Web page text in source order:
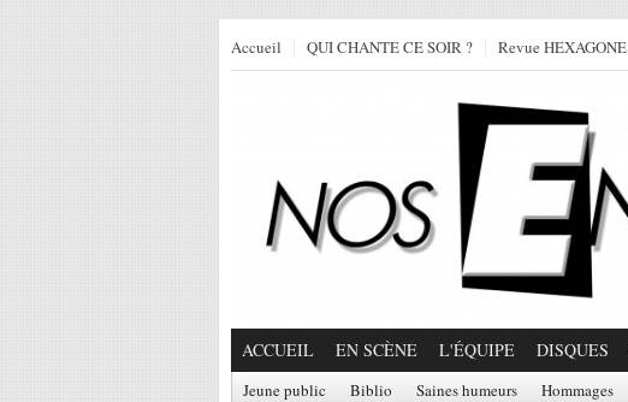
Accueil QUI CHANTE CE SOIR ? Revue HEXAGONE
ACCUEIL EN SCÈNE L'ÉQUIPE DISQUES
Jeune public Biblio Saines humeurs Hommages